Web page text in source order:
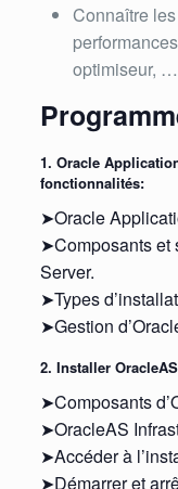
Connaître
optimiseur,
1. Oracle
fonctionnalités:
➤Oracle
➤Composants et
Server.
➤Types
➤Gestion
2. Installer
➤Composants
➤OracleAS
➤Accéder à
➤Démarrer et